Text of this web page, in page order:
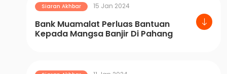
Siaran Akhbar 15 Jan 2024
Bank Muamalat Perluas Bantuan
Kepada Mangsa Banjir Di Pahang